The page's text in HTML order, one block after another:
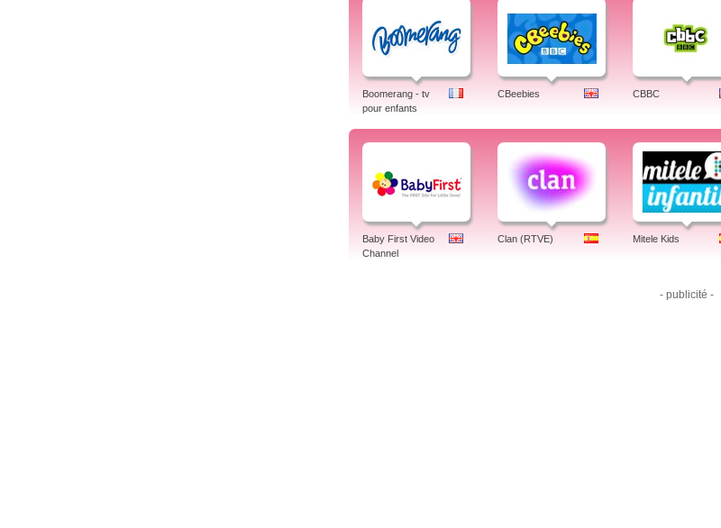
Boomerang - tv
pour enfants
CBeebies CBBC
Baby First Video
Channel
Clan (RTVE) Mitele Kids
- publicité -